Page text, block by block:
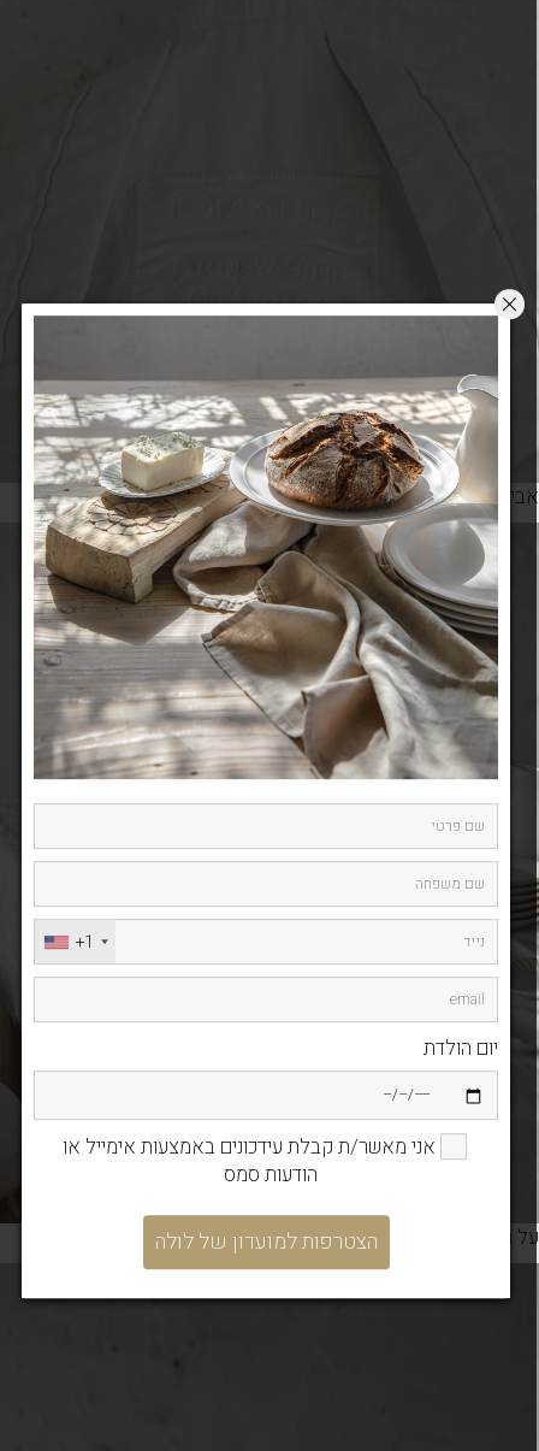
אופנה
השולחן
+1
יום הולדת
אני מאשר/ת קבלת עידכונים באמצעות אימייל או
הודעות סמס
הצטרפות למועדון של לולה